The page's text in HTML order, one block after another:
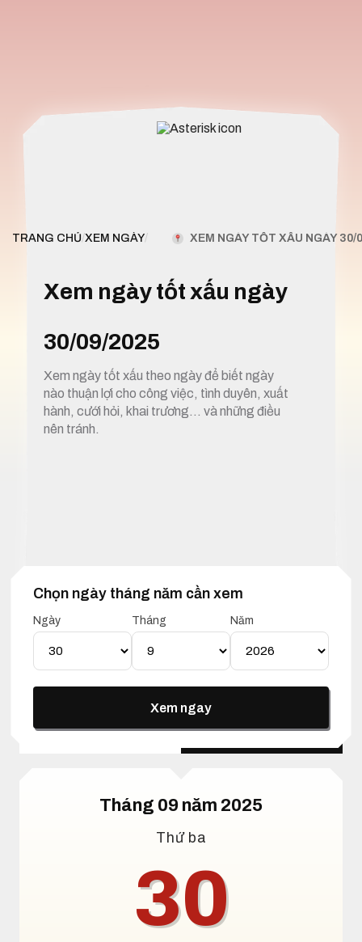
TRANG CHỦ/XEM NGÀY/ XEM NGÀY TỐT XẤU NGÀY 30/
Xem ngày tốt xấu ngày
30/09/2025
Xem ngày tốt xấu theo ngày để biết ngày
nào thuận lợi cho công việc, tình duyên, xuất
hành, cưới hỏi, khai trương… và những điều
nên tránh.
Chọn ngày tháng năm cần xem
Ngày Tháng Năm
Xem ngay
1. Xem ngày tốt xấu 30 tháng 9 năm 2025
Lịch Vạn Niên 30 Tháng 09
Năm 2025
Lịch dương Lịch âm
Tháng 09 năm 2025
Thứ ba
30